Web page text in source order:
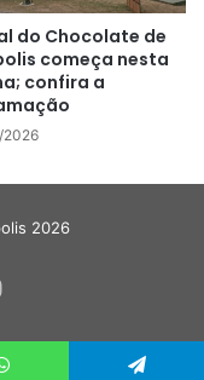
do Chocolate de
começa nesta
confira a
2026
2026
Instagram